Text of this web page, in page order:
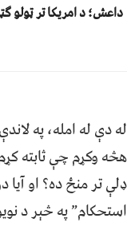
داعش؛ د امریکا تر ټولو
له دې له امله، په
هڅه وکړم چې ثابته
ډلې تر منځ ده؟ او آیا
استحکام” په څېر د